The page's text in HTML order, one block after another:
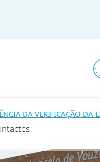
VERIFICAÇÃO DA